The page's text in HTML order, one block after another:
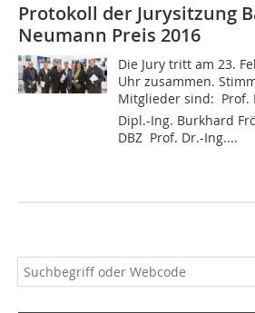
Protokoll der Jurysitzung
Neumann Preis 2016
Die Jury tritt am 23.
Uhr zusammen.
Mitglieder sind:  Prof.
Dipl.-Ing. Burkhard
DBZ  Prof. Dr.-Ing....